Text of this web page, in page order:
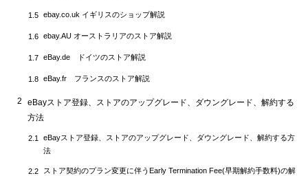
1.5 ebay.co.uk イギリスのショップ解説
1.6 ebay.AU オーストラリアのストア解説
1.7 eBay.de ドイツのストア解説
1.8 eBay.fr フランスのストア解説
2
eBayストア登録、ストアのアップグレード、ダウングレード、解約する
方法
2.1
eBayストア登録、ストアのアップグレード、ダウングレード、解約する方
法
2.2
ストア契約のプラン変更に伴うEarly Termination Fee(早期解約手数料)の解